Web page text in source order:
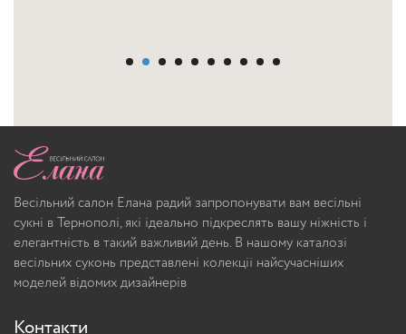
Весільний салон Елана радий запропонувати вам весільні
сукні в Тернополі, які ідеально підкреслять вашу ніжність і
елегантність в такий важливий день. В нашому каталозі
весільних суконь представлені колекції найсучасніших
моделей відомих дизайнерів
Контакти